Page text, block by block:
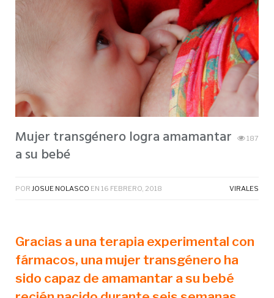
Mujer transgénero logra amamantar
a su bebé
187
POR JOSUE NOLASCO EN 16 FEBRERO, 2018 VIRALES
Gracias a una terapia experimental con
fármacos, una mujer transgénero ha
sido capaz de amamantar a su bebé